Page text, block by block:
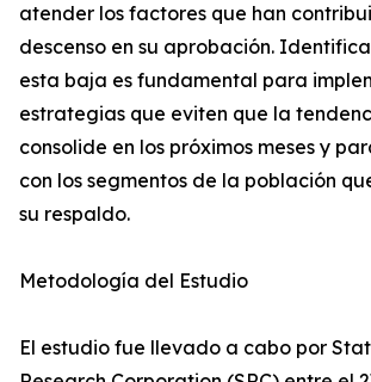
atender los factores que han
descenso en su aprobación.
esta baja es fundamental para
estrategias que eviten que la
consolide en los próximos meses y
con los segmentos de la población
su respaldo.
Metodología del Estudio
El estudio fue llevado a cabo por